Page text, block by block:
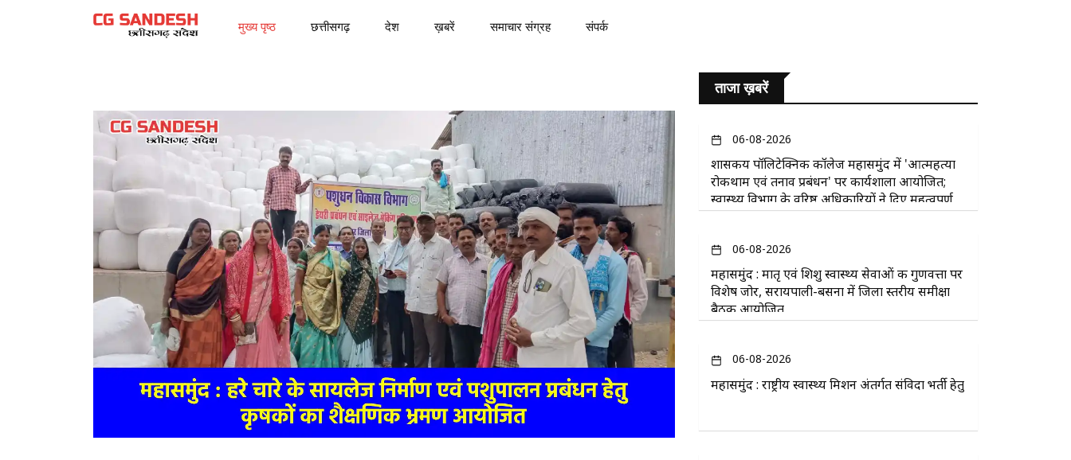
मुख्य पृष्ठ छत्तीसगढ़ देश ख़बरें समाचार संग्रह संपर्क
ताजा ख़बरें
06-08-2026
​शासकीय पॉलिटेक्निक कॉलेज महासमुंद में 'आत्महत्या
रोकथाम एवं तनाव प्रबंधन' पर कार्यशाला आयोजित;
स्वास्थ्य विभाग के वरिष्ठ अधिकारियों ने दिए महत्वपूर्ण
सुझाव
06-08-2026
महासमुंद : मातृ एवं शिशु स्वास्थ्य सेवाओं की गुणवत्ता पर
विशेष जोर, सरायपाली-बसना में जिला स्तरीय समीक्षा
बैठक आयोजित
06-08-2026
महासमुंद : राष्ट्रीय स्वास्थ्य मिशन अंतर्गत संविदा भर्ती हेतु